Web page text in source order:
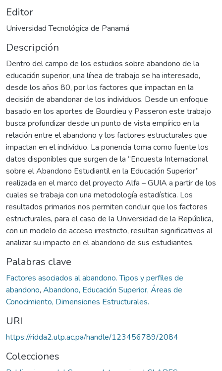
Editor
Universidad Tecnológica de Panamá
Descripción
Dentro del campo de los estudios sobre abandono de la
educación superior, una línea de trabajo se ha interesado,
desde los años 80, por los factores que impactan en la
decisión de abandonar de los individuos. Desde un enfoque
basado en los aportes de Bourdieu y Passeron este trabajo
busca profundizar desde un punto de vista empírico en la
relación entre el abandono y los factores estructurales que
impactan en el individuo. La ponencia toma como fuente los
datos disponibles que surgen de la “Encuesta Internacional
sobre el Abandono Estudiantil en la Educación Superior”
realizada en el marco del proyecto Alfa – GUIA a partir de los
cuales se trabaja con una metodología estadística. Los
resultados primarios nos permiten concluir que los factores
estructurales, para el caso de la Universidad de la República,
con un modelo de acceso irrestricto, resultan significativos al
analizar su impacto en el abandono de sus estudiantes.
Palabras clave
Factores asociados al abandono. Tipos y perfiles de
abandono, Abandono, Educación Superior, Áreas de
Conocimiento, Dimensiones Estructurales.
URI
https://ridda2.utp.ac.pa/handle/123456789/2084
Colecciones